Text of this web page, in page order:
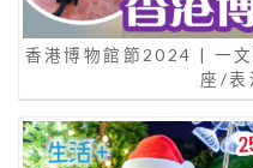
香港博物館節2024 | 一
座/表